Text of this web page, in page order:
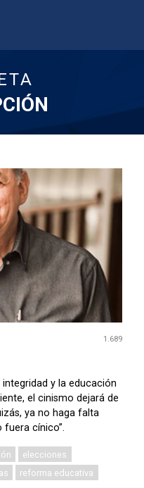
1.689
y la educación
el cinismo dejará de
ya no haga falta
fuera cínico”.
elecciones
reforma educativa